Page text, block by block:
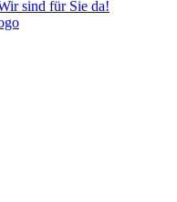
sind für Sie da!